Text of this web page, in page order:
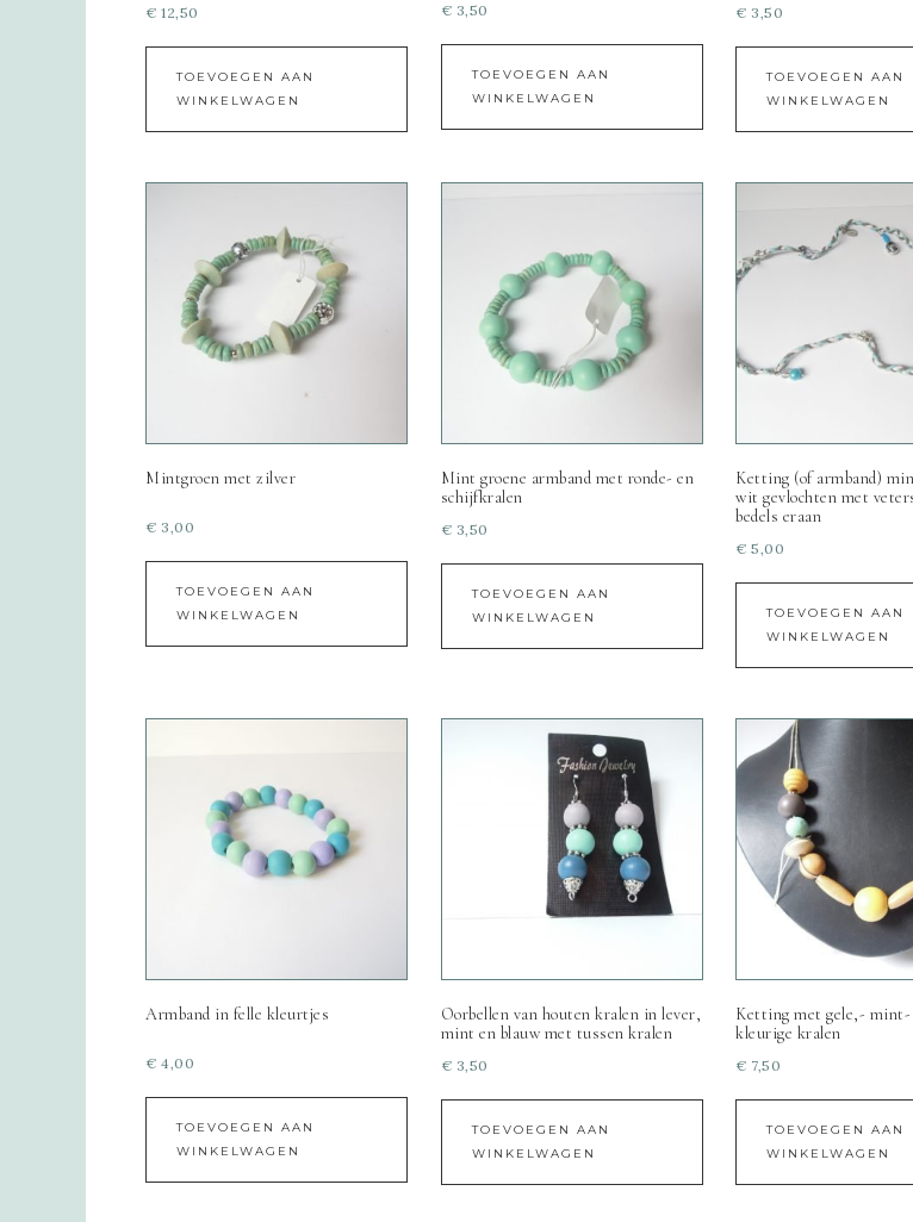
€ 12,50
TOEVOEGEN AAN
WINKELWAGEN
€ 3,50
TOEVOEGEN AAN
WINKELWAGEN
€ 3,50
TOEVOEGEN AAN
WINKELWAGEN
Mintgroen met zilver
€ 3,00
TOEVOEGEN AAN
WINKELWAGEN
Mint groene armband met ronde- en
schijfkralen
€ 3,50
TOEVOEGEN AAN
WINKELWAGEN
Ketting (of armband)
wit gevlochten met
bedels eraan
€ 5,00
TOEVOEGEN AAN
WINKELWAGEN
Armband in felle kleurtjes
€ 4,00
TOEVOEGEN AAN
WINKELWAGEN
Oorbellen van houten kralen in lever,
mint en blauw met tussen kralen
€ 3,50
TOEVOEGEN AAN
WINKELWAGEN
Ketting met gele,- mint-
kleurige kralen
€ 7,50
TOEVOEGEN AAN
WINKELWAGEN